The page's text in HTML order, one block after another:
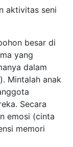
aktivitas seni
besar di
yang
dalam
Mintalah anak
Secara
emosi (cinta
memori